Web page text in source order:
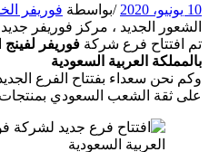
10 يونيو، 2020 /بواسطة فوريفر
الشعور الجديد ، مركز فوريفر جديد
تم افتتاح فرع شركة فوريفر لفينج
بالمملكة العربية السعودية
وكم نحن سعداء بفتتاح الفرع
على ثقة الشعب السعودي بمنتجات